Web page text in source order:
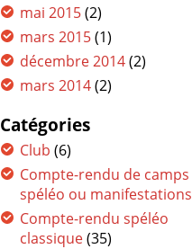
mai 2015(2)
mars 2015(1)
décembre 2014(2)
mars 2014(2)
Catégories
Club (6)
Compte-rendu de camps
spéléo ou manifestations
Compte-rendu spéléo
classique(35)